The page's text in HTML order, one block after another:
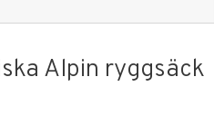
Alpin ryggsäck